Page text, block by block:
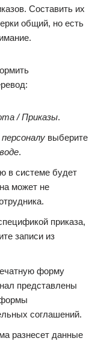
Составить их
общий, но есть
/ Приказы.
выберите
.
в системе будет
может не
приказа,
записи из
форму
представлены
соглашений.
разнесет данные